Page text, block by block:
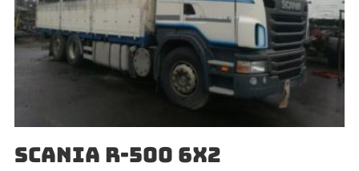
SCANIA R-500 6X2